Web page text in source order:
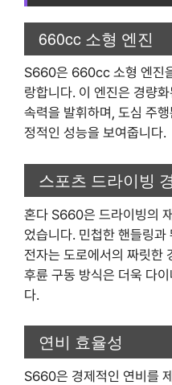
660cc 소형 엔진
S660은 660cc 소형 엔진
랑합니다. 이 엔진은 경량
속력을 발휘하며, 도심 주
정적인 성능을 보여줍니다.
스포츠 드라이빙
혼다 S660은 드라이빙의
었습니다. 민첩한 핸들링
전자는 도로에서의 짜릿한
후륜 구동 방식은 더욱 다
다.
연비 효율성
S660은 경제적인 연비를